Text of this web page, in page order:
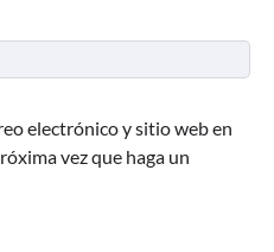
electrónico y sitio web en
vez que haga un